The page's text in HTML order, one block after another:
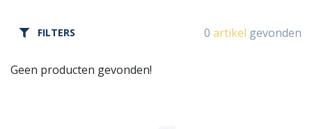
FILTERS 0 artikel gevonden
Geen producten gevonden!